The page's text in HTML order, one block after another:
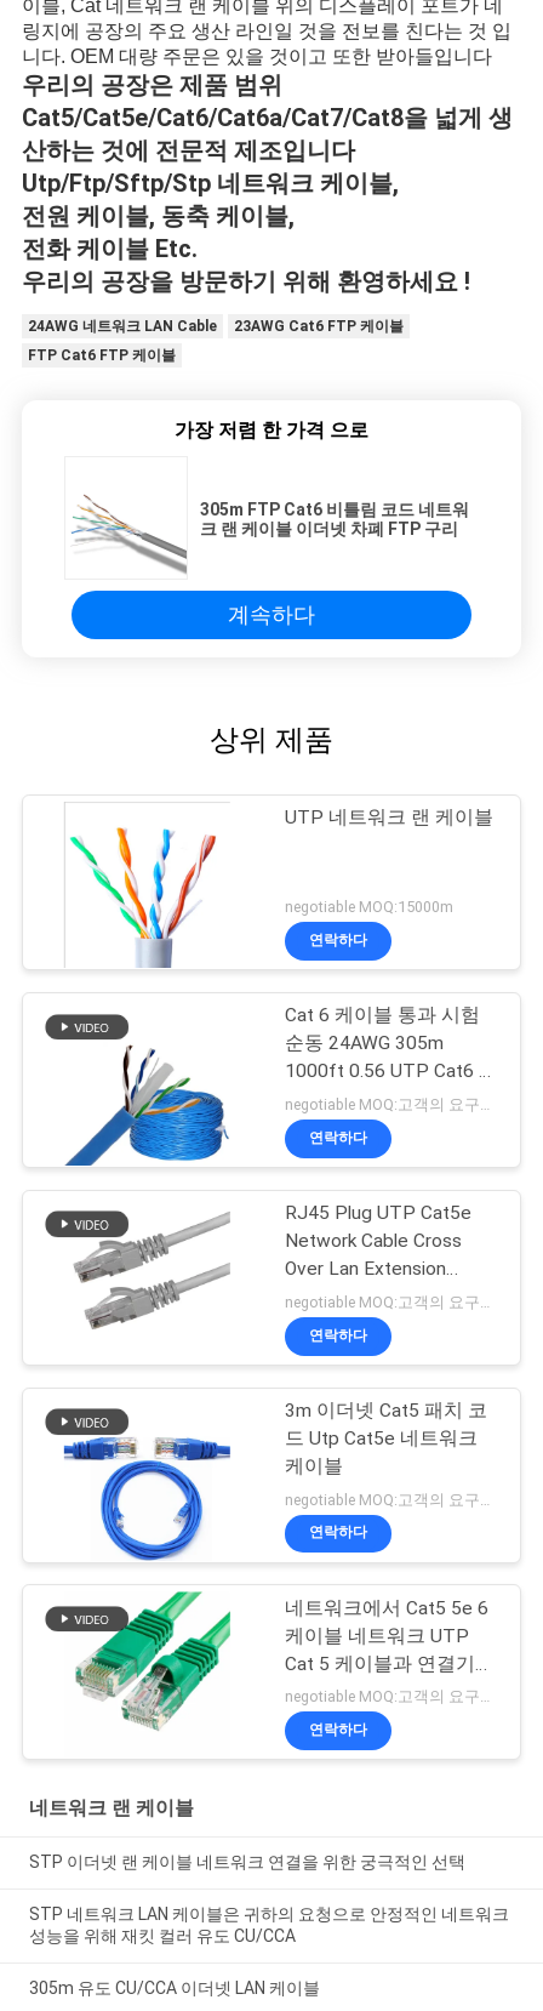
이블, Cat 네트워크 랜 케이블 위의 디스플레이 포트가 네
링지에 공장의 주요 생산 라인일 것을 전보를 친다는 것 입
니다. OEM 대량 주문은 있을 것이고 또한 받아들입니다
우리의 공장은 제품 범위
Cat5/Cat5e/Cat6/Cat6a/Cat7/Cat8을 넓게 생
산하는 것에 전문적 제조입니다
Utp/Ftp/Sftp/Stp 네트워크 케이블,
전원 케이블, 동축 케이블,
전화 케이블 Etc.
우리의 공장을 방문하기 위해 환영하세요 !
24AWG 네트워크 LAN Cable
23AWG Cat6 FTP 케이블
FTP Cat6 FTP 케이블
가장 저렴 한 가격 으로
305m FTP Cat6 비틀림 코드 네트워
크 랜 케이블 이더넷 차폐 FTP 구리
계속하다
상위 제품
UTP 네트워크 랜 케이블
negotiable MOQ:15000m
연락하다
Cat 6 케이블 통과 시험
순동 24AWG 305m
1000ft 0.56 UTP Cat6 옥
내용 케이블
연락하다
RJ45 Plug UTP Cat5e
Network Cable Cross
Over Lan Extension
Straight Crossover
연락하다
3m 이더넷 Cat5 패치 코
드 Utp Cat5e 네트워크
케이블
연락하다
네트워크에서 Cat5 5e 6
케이블 네트워크 UTP
Cat 5 케이블과 연결기
패치 케이블
negotiable MOQ:고객의 요구로서의 주가가 타입 30000 미터를 특화했습니다.
연락하다
네트워크 랜 케이블
STP 이더넷 랜 케이블 네트워크 연결을 위한 궁극적인 선택
STP 네트워크 LAN 케이블은 귀하의 요청으로 안정적인 네트워크
성능을 위해 재킷 컬러 유도 CU/CCA
305m 유도 CU/CCA 이더넷 LAN 케이블